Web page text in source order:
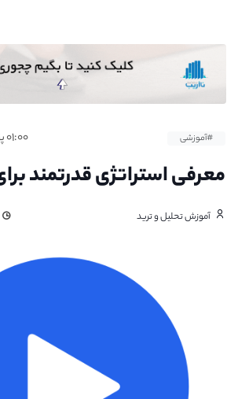
#آموزشی ۰۱:۰۰ پنجشنبه - ۱۴۰۱/۹/۱۰
معرفی استراتژی قدرتمند
آموزش تحلیل و ترید